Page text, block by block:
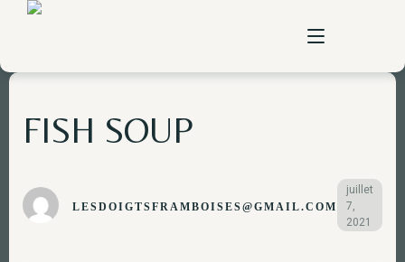
home
pizzas
FISH SOUP
LESDOIGTSFRAMBOISES@GMAIL.COM
juillet
7,
2021